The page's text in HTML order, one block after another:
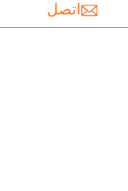
اتصل